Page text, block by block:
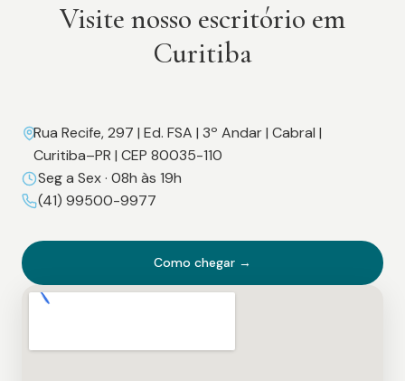
Visite nosso escritório em
Curitiba
Rua Recife, 297 | Ed. FSA | 3º Andar | Cabral |
Curitiba–PR | CEP 80035-110
Seg a Sex · 08h às 19h
(41) 99500-9977
Como chegar →